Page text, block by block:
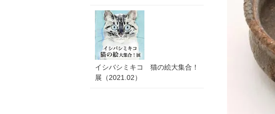
イシバシミキコ 猫の絵大集合！
展（2021.02）